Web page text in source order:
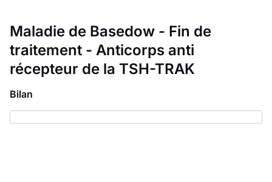
Maladie de Basedow - Fin de
traitement - Anticorps anti
récepteur de la TSH-TRAK
Bilan